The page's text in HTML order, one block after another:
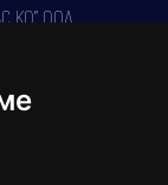
КО" ООД,